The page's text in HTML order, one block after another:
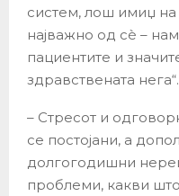
систем, лош имиџ на
најважно од сѐ –
пациентите и
здравствената нега“.
– Стресот и
се постојани, а
долгогодишни
проблеми, какви